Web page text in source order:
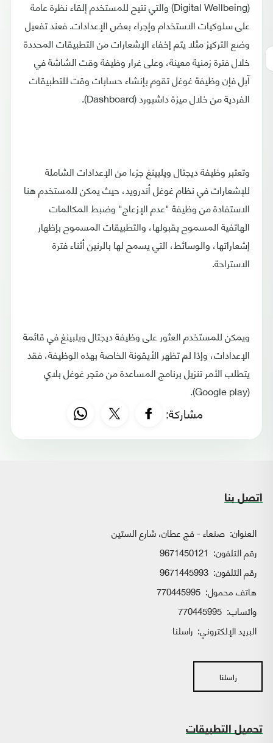
(Digital Wellbeing) والتي تتيح للمستخدم إلقاء نظرة عامة
على سلوكيات الاستخدام وإجراء بعض الإعدادات. فعند تفعيل
وضع التركيز مثلا يتم إخفاء الإشعارات من التطبيقات المحددة
خلال فترة زمنية معينة، وعلى غرار وظيفة وقت الشاشة في
آبل فإن وظيفة غوغل تقوم بإنشاء حسابات وقت للتطبيقات
الفردية من خلال ميزة داشبورد (Dashboard).
وتعتبر وظيفة ديجتال ويلبينغ جزءا من الإعدادات الشاملة
للإشعارات في نظام غوغل أندرويد، حيث يمكن للمستخدم هنا
الاستفادة من وظيفة "عدم الإزعاج" وضبط المكالمات
الهاتفية المسموح بقبولها، والتطبيقات المسموح بإظهار
إشعاراتها، والوسائط، التي يسمح لها بالرنين أثناء فترة
الاستراحة.
ويمكن للمستخدم العثور على وظيفة ديجتال ويلبينغ في قائمة
الإعدادات، وإذا لم تظهر الأيقونة الخاصة بهذه الوظيفة، فقد
يتطلب الأمر تنزيل برنامج المساعدة من متجر غوغل بلاي
(Google play).
مشاركة:
اتصل بنا
العنوان: صنعاء - فج عطان، شارع الستين
رقم التلفون: 9671450121
رقم التلفون: 9671445993
هاتف محمول: 770445995
واتساب:
البريد الإلكتروني: راسلنا
راسلنا
تحميل التطبيقات